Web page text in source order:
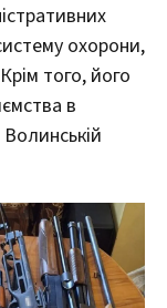
охорони,
того, його
в
Волинській